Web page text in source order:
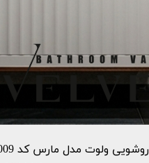
روشویی ولوت مدل مارس کد 009 MARS